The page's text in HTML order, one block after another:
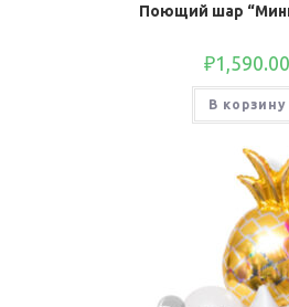
Поющий шар
₽1,590.00
В корзину